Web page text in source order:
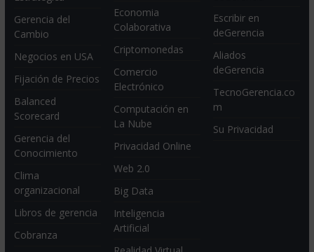
Gerencia del
Cambio
Negocios en USA
Fijación de Precios
Balanced
Scorecard
Gerencia del
Conocimiento
Clima
organizacional
Libros de gerencia
Cobranza
Economia
Colaborativa
Criptomonedas
Comercio
Electrónico
Computación en
La Nube
Privacidad Online
Web 2.0
Big Data
Inteligencia
Artificial
Escribir en
deGerencia
Aliados
deGerencia
TecnoGerencia.co
m
Su Privacidad